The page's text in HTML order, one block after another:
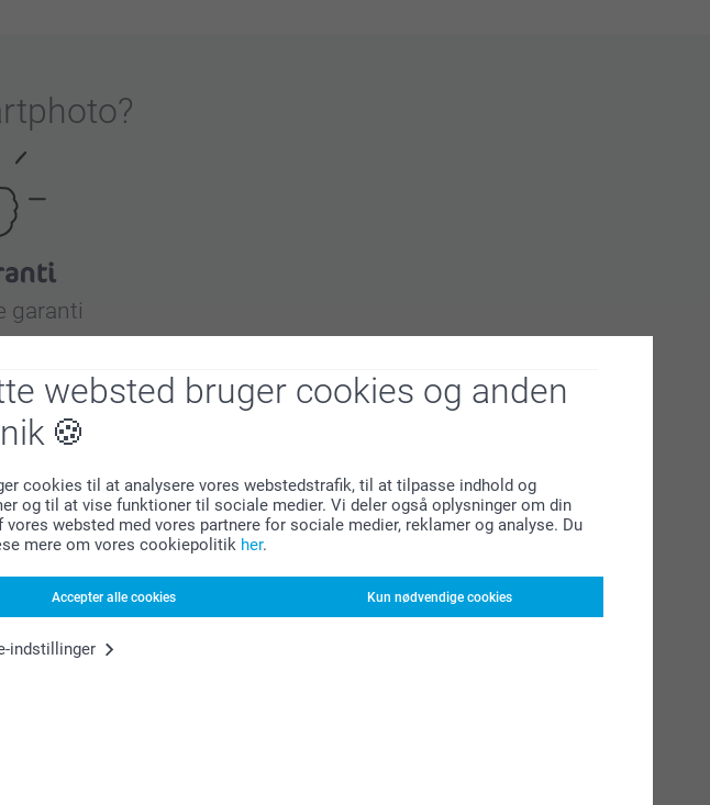
websted bruger cookies og anden
cookies til at analysere vores webstedstrafik, til at tilpasse indhold og
og til at vise funktioner til sociale medier. Vi deler også oplysninger om din
vores websted med vores partnere for sociale medier, reklamer og analyse. Du
mere om vores cookiepolitik her.
Accepter alle cookies Kun nødvendige cookies
indstillinger
?
garanti
køb